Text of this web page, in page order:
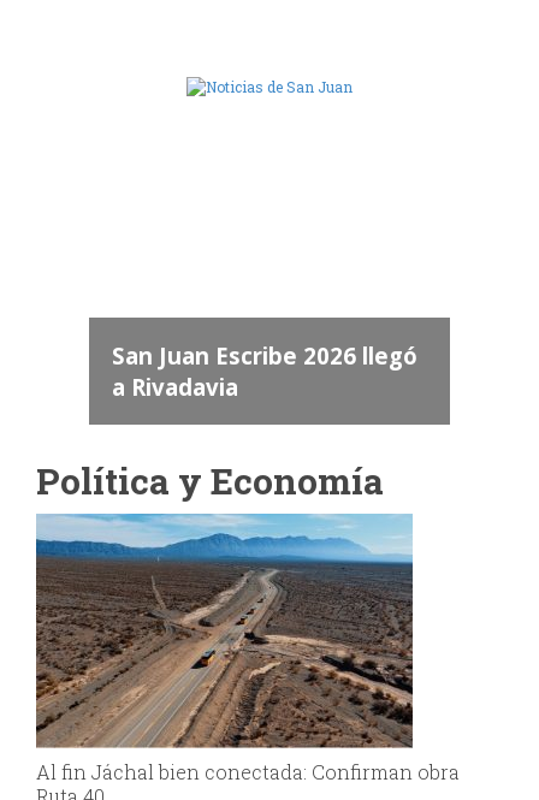
San Juan Escribe 2026 llegó
a Rivadavia
Política y Economía
Al fin Jáchal bien conectada: Confirman obra